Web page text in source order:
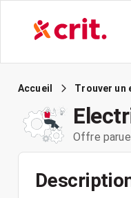
Accueil Trouver un
Offre